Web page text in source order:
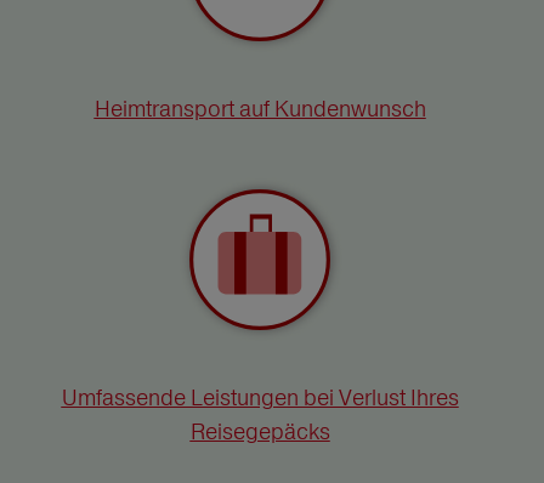
Heimtransport auf Kundenwunsch
Umfassende Leistungen bei Verlust Ihres
Reisegepäcks